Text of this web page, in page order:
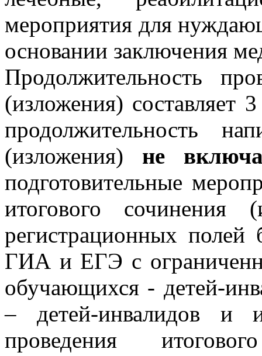
мероприятия для
основании заключения
Продолжительность
(изложения)
продолжительность
(изложения) не
подготовительные
итогового сочинения
регистрационных полей
ГИА и ЕГЭ с
обучающихся - детей-
– детей-инвалидов и
проведения